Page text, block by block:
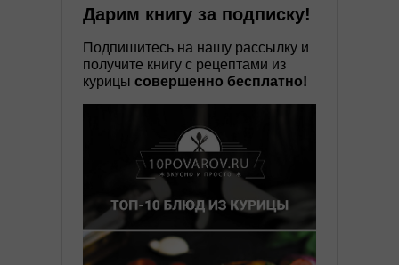
Дарим книгу за подписку!
Подпишитесь на нашу рассылку и
получите книгу с рецептами из
курицы совершенно бесплатно!